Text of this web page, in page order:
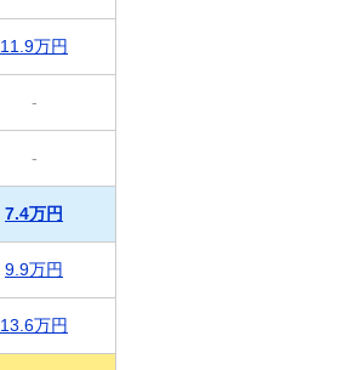
11.9万円
-
-
7.4万円
9.9万円
13.6万円